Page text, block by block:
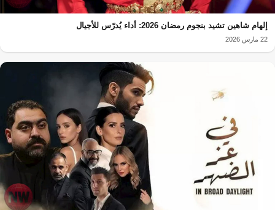
إلهام شاهين تشيد بنجوم رمضان 2026: أداء يُدرّس للأجيال
22 مارس 2026